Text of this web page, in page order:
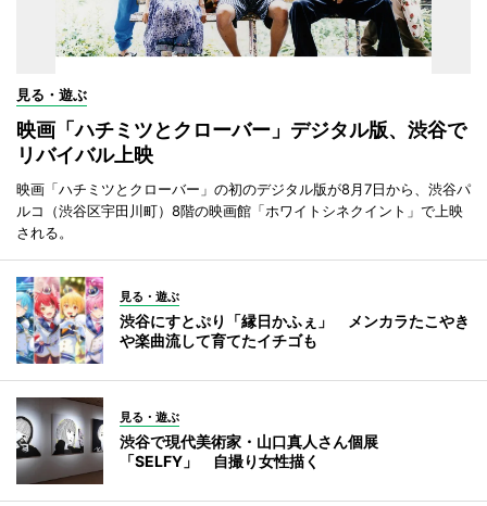
見る・遊ぶ
映画「ハチミツとクローバー」デジタル版、渋谷で
リバイバル上映
映画「ハチミツとクローバー」の初のデジタル版が8月7日から、渋谷パ
ルコ（渋谷区宇田川町）8階の映画館「ホワイトシネクイント」で上映
される。
見る・遊ぶ
渋谷にすとぷり「縁日かふぇ」 メンカラたこやき
や楽曲流して育てたイチゴも
見る・遊ぶ
渋谷で現代美術家・山口真人さん個展
「SELFY」 自撮り女性描く